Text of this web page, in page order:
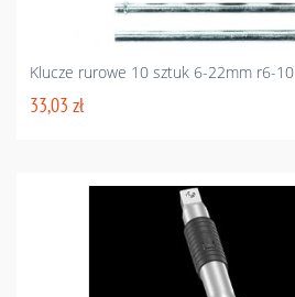
Klucze rurowe 10 sztuk 6-22mm r6-10
33,03 zł